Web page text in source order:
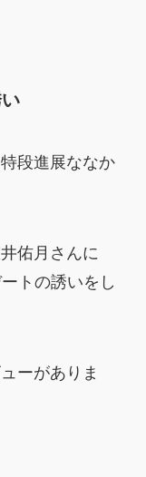
段進展ななか
佑月さんに
トの誘いをし
ーがありま